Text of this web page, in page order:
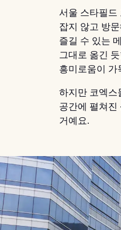
서울 스타필드
잡지 않고 방
즐길 수 있는
그대로 옮긴
흥미로움이 가
하지만 코엑스
공간에 펼쳐
거예요.